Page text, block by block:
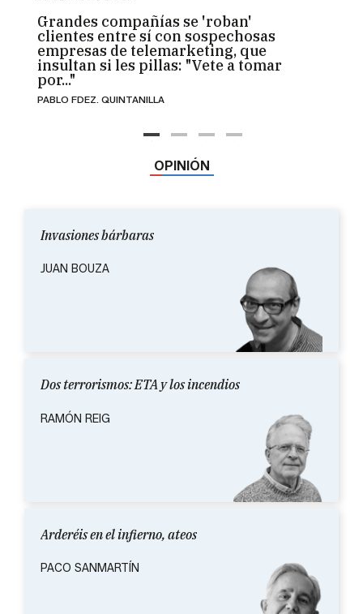
Grandes compañías se 'roban'
clientes entre sí con sospechosas
empresas de telemarketing, que
insultan si les pillas: "Vete a tomar
por..."
PABLO FDEZ. QUINTANILLA
OPINIÓN
Invasiones bárbaras
JUAN BOUZA
Dos terrorismos: ETA y los incendios
RAMÓN REIG
Arderéis en el infierno, ateos
PACO SANMARTÍN